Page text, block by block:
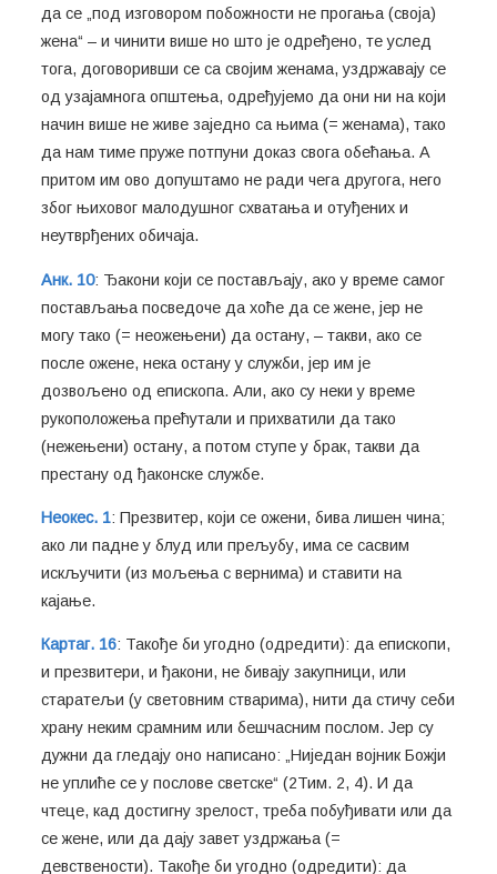
да се „под изговором побожности не прогања (своја)
жена“ – и чинити више но што је одређено, те услед
тога, договоривши се са својим женама, уздржавају се
од узајамнога општења, одређујемо да они ни на који
начин више не живе заједно са њима (= женама), тако
да нам тиме пруже потпуни доказ свога обећања. А
притом им ово допуштамо не ради чега другога, него
због њиховог малодушног схватања и отуђених и
неутврђених обичаја.
Анк. 10: Ђакони који се постављају, ако у време самог
постављања посведоче да хоће да се жене, јер не
могу тако (= неожењени) да остану, – такви, ако се
после ожене, нека остану у служби, јер им је
дозвољено од епископа. Али, ако су неки у време
рукоположења прећутали и прихватили да тако
(нежењени) остану, а потом ступе у брак, такви да
престану од ђаконске службе.
Неокес. 1: Презвитер, који се ожени, бива лишен чина;
ако ли падне у блуд или прељубу, има се сасвим
искључити (из мољења с вернима) и ставити на
кајање.
Картаг. 16: Такође би угодно (одредити): да епископи,
и презвитери, и ђакони, не бивају закупници, или
старатељи (у световним стварима), нити да стичу себи
храну неким срамним или бешчасним послом. Јер су
дужни да гледају оно написано: „Ниједан војник Божји
не уплиће се у послове светске“ (2Тим. 2, 4). И да
чтеце, кад достигну зрелост, треба побуђивати или да
се жене, или да дају завет уздржања (=
девствености). Такође би угодно (одредити): да